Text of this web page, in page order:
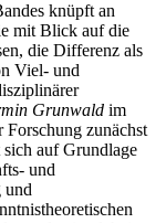
knüpft an
mit Blick auf die
die Differenz als
Viel- und
Grunwald im
Forschung zunächst
auf Grundlage
und
und